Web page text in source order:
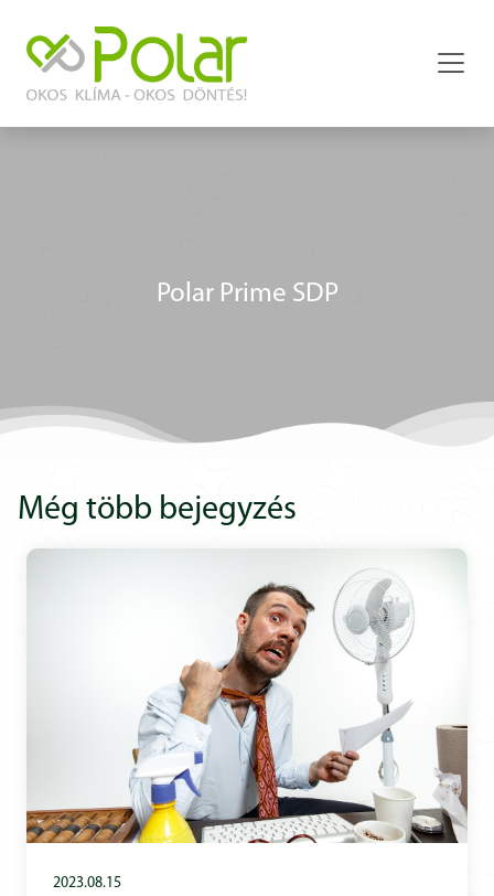
Polar Prime SDP
Még több bejegyzés
2023.08.15